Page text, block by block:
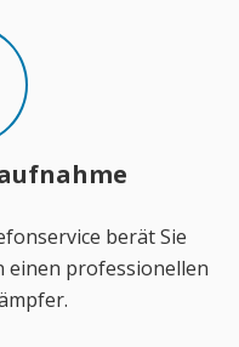
berät Sie
einen professionellen